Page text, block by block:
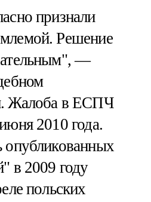
признали
Решение
—
Жалоба в ЕСПЧ
2010 года.
опубликованных
в 2009 году
польских